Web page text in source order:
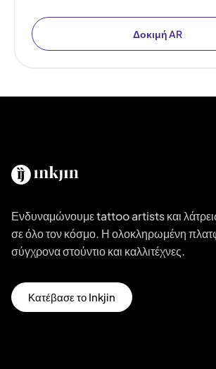
Δοκιμή AR
Ενδυναμώνουμε tattoo artists και
σε όλο τον κόσμο. Η ολοκληρωμένη
σύγχρονα στούντιο και καλλιτέχνες.
Κατέβασε το Inkjin